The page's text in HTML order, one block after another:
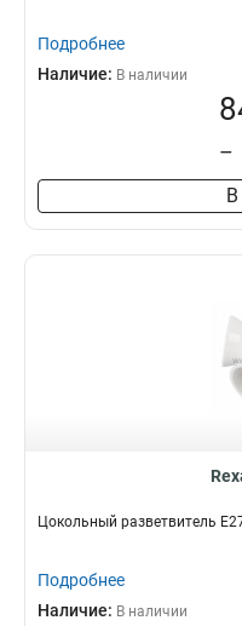
Подробнее
Наличие: В наличии
–
В
Цокольный разветвитель
Подробнее
Наличие: В наличии